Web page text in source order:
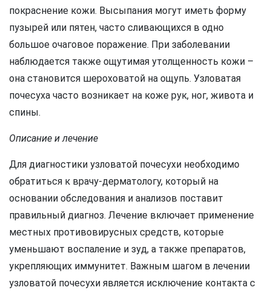
покраснение кожи. Высыпания могут иметь форму
пузырей или пятен, часто сливающихся в одно
большое очаговое поражение. При заболевании
наблюдается также ощутимая утолщенность кожи –
она становится шероховатой на ощупь. Узловатая
почесуха часто возникает на коже рук, ног, живота и
спины.
Описание и лечение
Для диагностики узловатой почесухи необходимо
обратиться к врачу-дерматологу, который на
основании обследования и анализов поставит
правильный диагноз. Лечение включает применение
местных противовирусных средств, которые
уменьшают воспаление и зуд, а также препаратов,
укрепляющих иммунитет. Важным шагом в лечении
узловатой почесухи является исключение контакта с